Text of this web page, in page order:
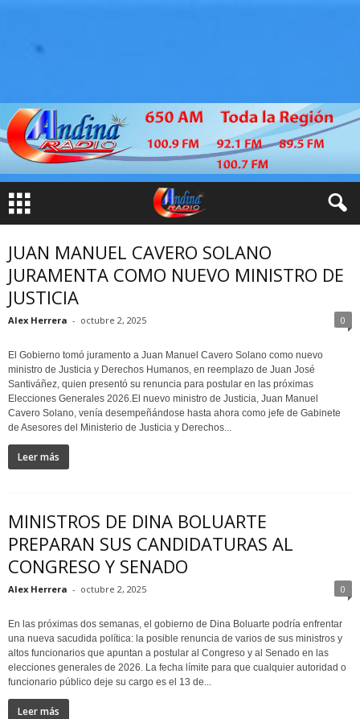
JUAN MANUEL CAVERO SOLANO
JURAMENTA COMO NUEVO MINISTRO DE
JUSTICIA
Alex Herrera - octubre 2, 2025 0
El Gobierno tomó juramento a Juan Manuel Cavero Solano como nuevo
ministro de Justicia y Derechos Humanos, en reemplazo de Juan José
Santiváñez, quien presentó su renuncia para postular en las próximas
Elecciones Generales 2026.El nuevo ministro de Justicia, Juan Manuel
Cavero Solano, venía desempeñándose hasta ahora como jefe de Gabinete
de Asesores del Ministerio de Justicia y Derechos...
Leer más
MINISTROS DE DINA BOLUARTE
PREPARAN SUS CANDIDATURAS AL
CONGRESO Y SENADO
Alex Herrera - octubre 2, 2025 0
En las próximas dos semanas, el gobierno de Dina Boluarte podría enfrentar
una nueva sacudida política: la posible renuncia de varios de sus ministros y
altos funcionarios que apuntan a postular al Congreso y al Senado en las
elecciones generales de 2026. La fecha límite para que cualquier autoridad o
funcionario público deje su cargo es el 13 de...
Leer más